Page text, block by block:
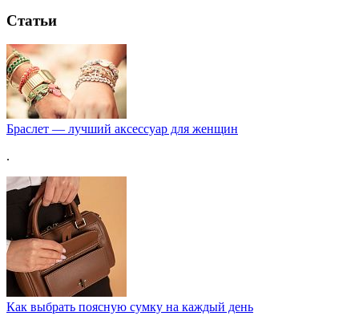
Статьи
Браслет — лучший аксессуар для женщин
.
Как выбрать поясную сумку на каждый день